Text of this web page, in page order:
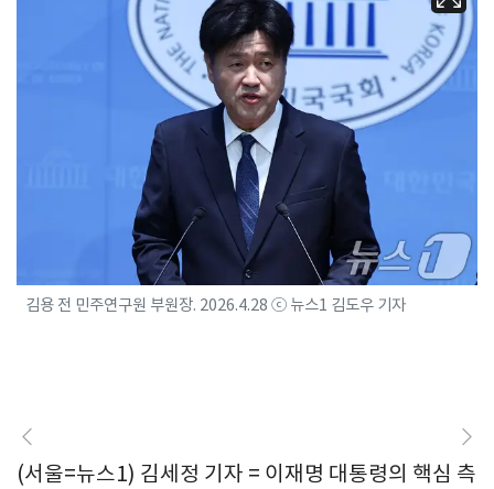
김용 전 민주연구원 부원장. 2026.4.28 ⓒ 뉴스1 김도우 기자
(서울=뉴스1) 김세정 기자 = 이재명 대통령의 핵심 측